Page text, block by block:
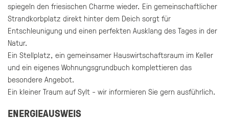
spiegeln den friesischen Charme wieder. Ein gemeinschaftlicher
Strandkorbplatz direkt hinter dem Deich sorgt für
Entschleunigung und einen perfekten Ausklang des Tages in der
Natur.
Ein Stellplatz, ein gemeinsamer Hauswirtschaftsraum im Keller
und ein eigenes Wohnungsgrundbuch komplettieren das
besondere Angebot.
Ein kleiner Traum auf Sylt - wir informieren Sie gern ausführlich.
ENERGIEAUSWEIS